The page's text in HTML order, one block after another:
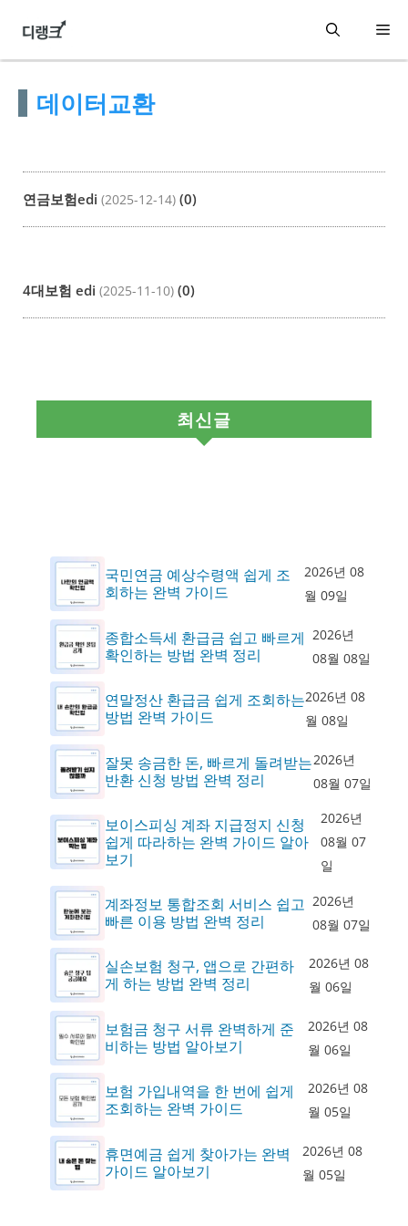
메
데이터교환
연금보험edi (2025-12-14) (0)
4대보험 edi (2025-11-10) (0)
최신글
국민연금 예상수령액 쉽게 조
회하는 완벽 가이드
2026년 08
월 09일
종합소득세 환급금 쉽고 빠르게
확인하는 방법 완벽 정리
2026년
08월 08일
연말정산 환급금 쉽게 조회하는
방법 완벽 가이드
2026년 08
월 08일
잘못 송금한 돈, 빠르게 돌려받는
반환 신청 방법 완벽 정리
2026년
08월 07일
보이스피싱 계좌 지급정지 신청
쉽게 따라하는 완벽 가이드 알아
보기
2026년
08월 07
일
계좌정보 통합조회 서비스 쉽고
빠른 이용 방법 완벽 정리
2026년
08월 07일
실손보험 청구, 앱으로 간편하
게 하는 방법 완벽 정리
2026년 08
월 06일
보험금 청구 서류 완벽하게 준
비하는 방법 알아보기
2026년 08
월 06일
보험 가입내역을 한 번에 쉽게
조회하는 완벽 가이드
2026년 08
월 05일
휴면예금 쉽게 찾아가는 완벽
가이드 알아보기
2026년 08
월 05일